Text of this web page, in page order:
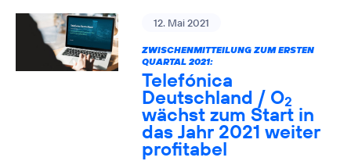
12. Mai 2021
ZWISCHENMITTEILUNG ZUM ERSTEN
QUARTAL 2021:
Telefónica
Deutschland / O2
wächst zum Start in
das Jahr 2021 weiter
profitabel